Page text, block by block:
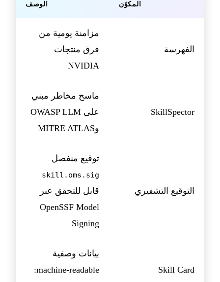
المكوّن الوصف
الفهرسة
مزامنة يومية من
فرق منتجات
NVIDIA
SkillSpector
ماسح مخاطر مبني
على OWASP LLM
وMITRE ATLAS
التوقيع التشفيري
توقيع منفصل
skill.oms.sig
قابل للتحقق عبر
OpenSSF Model
Signing
Skill Card
بيانات وصفية
machine-readable: